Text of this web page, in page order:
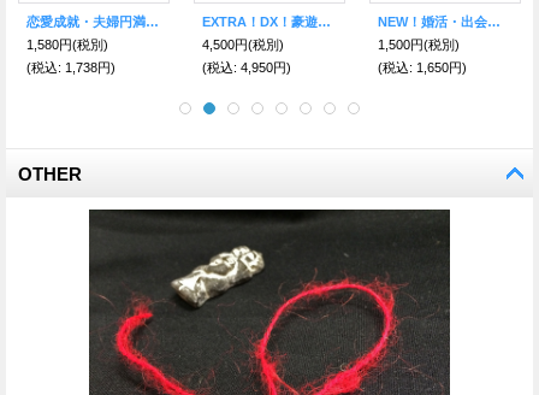
恋愛成就・夫婦円満のためのアンデスラブribbon
1,580円(税別)
(税込: 1,738円)
EXTRA！DX！豪遊ドリームキャリーエケコ人形用小物
4,500円(税別)
(税込: 4,950円)
NEW！婚活・出会いを引き寄せる♪愛の♂♀ワイルーロ【恋愛成就・結婚】小物のみの価格/エケコ人形用小物
1,500円(税別)
(税込: 1,650円)
OTHER